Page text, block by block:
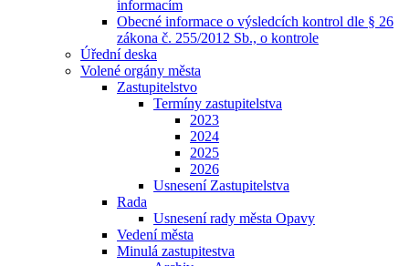
informacím
Obecné informace o výsledcích kontrol dle § 26
zákona č. 255/2012 Sb., o kontrole
Úřední deska
Volené orgány města
Zastupitelstvo
Termíny zastupitelstva
2023
2024
2025
2026
Usnesení Zastupitelstva
Rada
Usnesení rady města Opavy
Vedení města
Minulá zastupitestva